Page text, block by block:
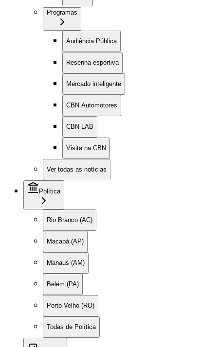
Programas
Audiência Pública
Resenha esportiva
Mercado inteligente
CBN Automotores
CBN LAB
Visita na CBN
Ver todas as notícias
Política
Rio Branco (AC)
Macapá (AP)
Manaus (AM)
Belém (PA)
Porto Velho (RO)
Todas de Política